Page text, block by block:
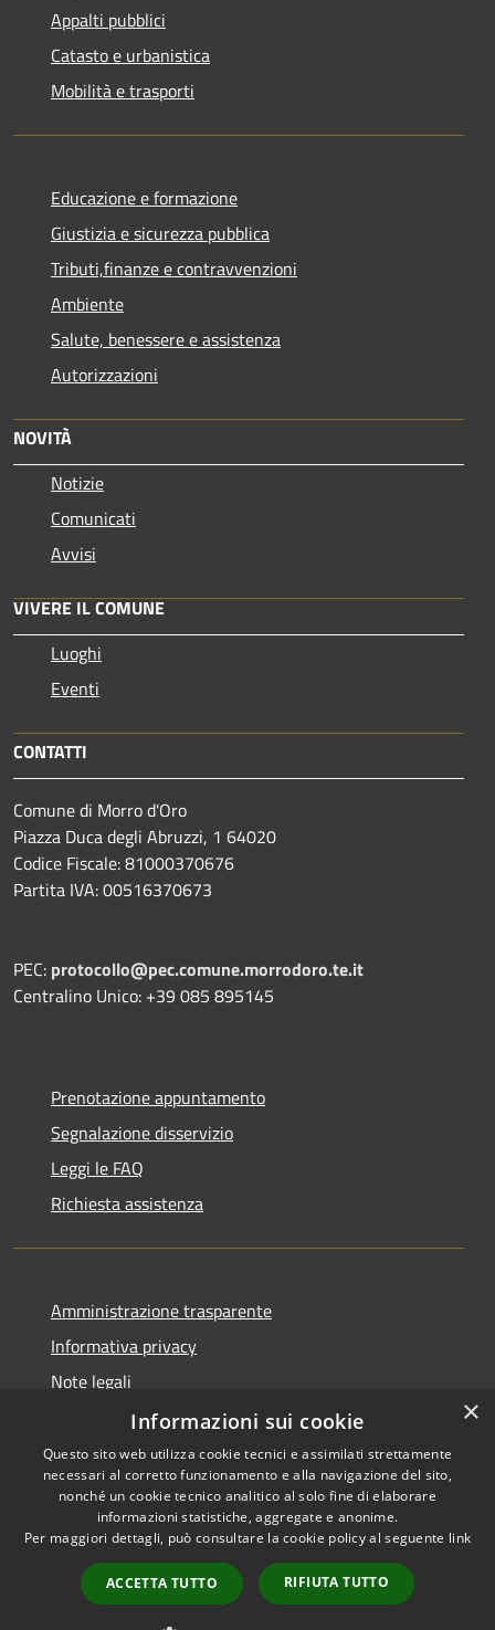
Appalti pubblici
Catasto e urbanistica
Mobilità e trasporti
Educazione e formazione
Giustizia e sicurezza pubblica
Tributi,finanze e contravvenzioni
Ambiente
Salute, benessere e assistenza
Autorizzazioni
NOVITÀ
Notizie
Comunicati
Avvisi
VIVERE IL COMUNE
Luoghi
Eventi
CONTATTI
Comune di Morro d'Oro
Piazza Duca degli Abruzzi, 1 64020
Codice Fiscale: 81000370676
Partita IVA: 00516370673
PEC: protocollo@pec.comune.morrodoro.te.it
Centralino Unico: +39 085 895145
Prenotazione appuntamento
Segnalazione disservizio
Leggi le FAQ
Richiesta assistenza
Amministrazione trasparente
Informativa privacy
Note legali
Dichiarazione di accessibilità
RSS
Accessibilità
Copyright © 2026 • Comune di
Municipium•
Accesso
redazione
×
Informazioni sui cookie
Questo sito web utilizza cookie tecnici e assimilati strettamente
necessari al corretto funzionamento e alla navigazione del sito,
nonché un cookie tecnico analitico al solo fine di elaborare
informazioni statistiche, aggregate e anonime.
Per maggiori dettagli, può consultare la cookie policy al seguente link
ACCETTA TUTTO RIFIUTA TUTTO